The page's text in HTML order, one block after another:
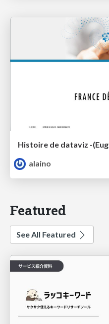
Histoire de dataviz -
alaino
Featured
See All Featured